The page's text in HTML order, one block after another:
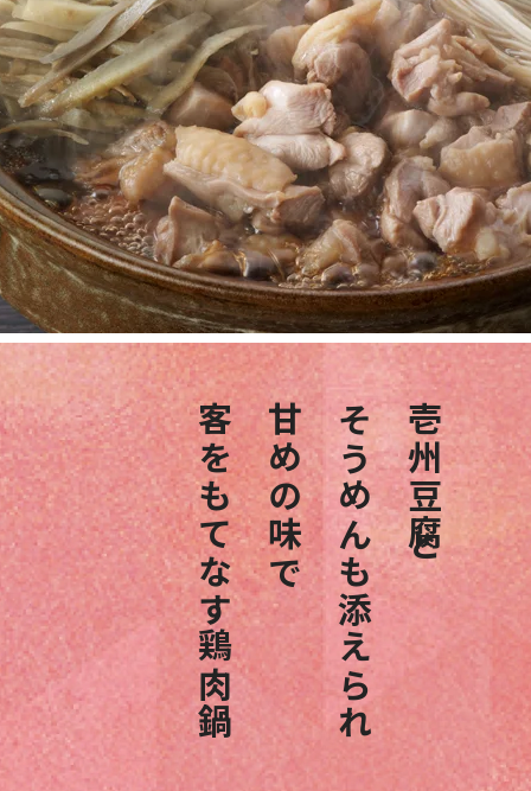
壱州豆腐と
そうめんも添えられ
甘めの味で
客をもてなす鶏肉鍋